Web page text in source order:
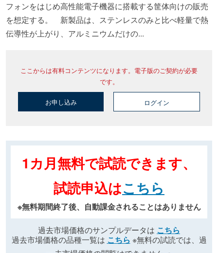
フォンをはじめ高性能電子機器に搭載する筐体向けの販売
を想定する。 新製品は、ステンレスのみと比べ軽量で熱
伝導性が上がり、アルミニウムだけの...
ここからは有料コンテンツになります。電子版のご契約が必要
です。
お申し込み ログイン
1カ月無料で試読できます、
試読申込はこちら
※無料期間終了後、自動課金されることはありません
過去市場価格のサンプルデータは こちら
過去市場価格の品種一覧は こちら ※無料の試読では、過